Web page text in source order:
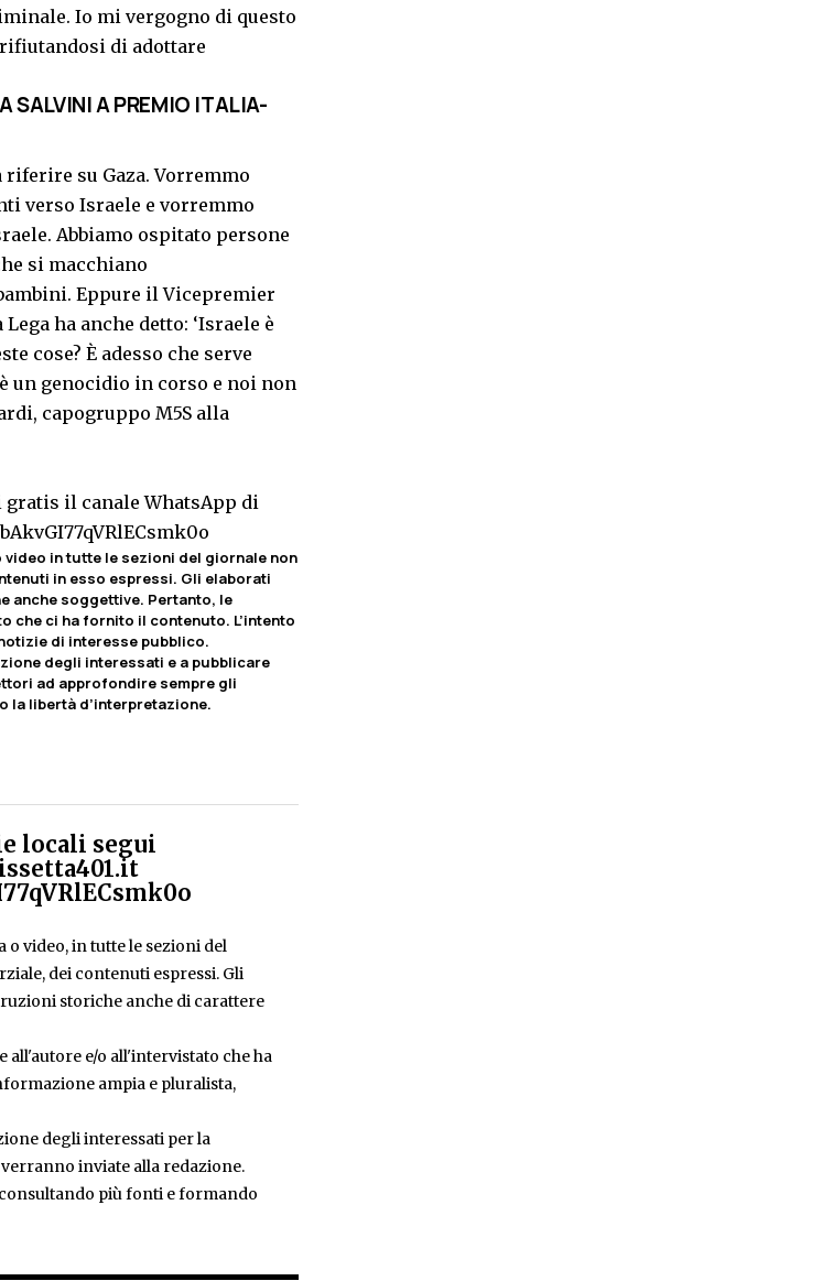
Io mi vergogno di questo
di adottare
SALVINI A PREMIO ITALIA-
su Gaza. Vorremmo
verso Israele e vorremmo
Abbiamo ospitato persone
si macchiano
Eppure il Vicepremier
ha anche detto: ‘Israele è
cose? È adesso che serve
un genocidio in corso e noi non
capogruppo M5S alla
il canale WhatsApp di
in tutte le sezioni del giornale non
in esso espressi. Gli elaborati
anche soggettive. Pertanto, le
che ci ha fornito il contenuto. L’intento
di interesse pubblico.
degli interessati e a pubblicare
ad approfondire sempre gli
la libertà d’interpretazione.
locali segui
video, in tutte le sezioni del
dei contenuti espressi. Gli
storiche anche di carattere
e/o all'intervistato che ha
ampia e pluralista,
degli interessati per la
inviate alla redazione.
più fonti e formando